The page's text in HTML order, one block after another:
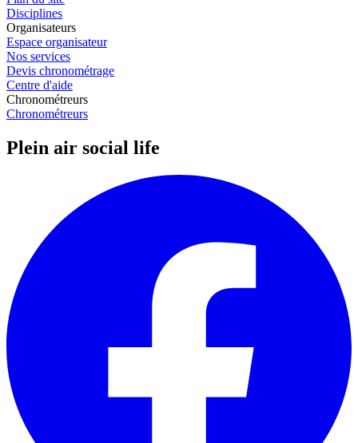
Disciplines
Organisateurs
Espace organisateur
Nos services
Devis chronométrage
Centre d'aide
Chronométreurs
Chronométreurs
Plein air social life